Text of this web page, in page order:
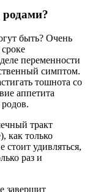
родами?
быть? Очень
переменности
симптом.
тошнота со
аппетита
тракт
как только
удивляться,
раз и
завершит